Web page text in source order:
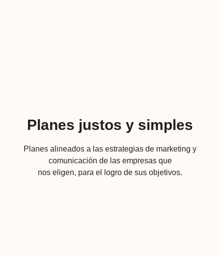
Planes justos y simples
Planes alineados a las estrategias de marketing y
comunicación de las empresas que
nos eligen, para el logro de sus objetivos.